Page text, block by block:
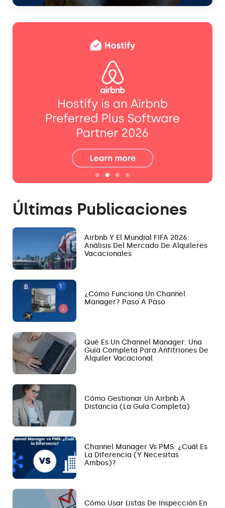
Últimas Publicaciones
Airbnb Y El Mundial FIFA 2026:
Análisis Del Mercado De Alquileres
Vacacionales
¿Cómo Funciona Un Channel
Manager? Paso A Paso
Qué Es Un Channel Manager: Una
Guía Completa Para Anfitriones De
Alquiler Vacacional
Cómo Gestionar Un Airbnb A
Distancia (la Guía Completa)
Channel Manager Vs PMS: ¿Cuál Es
La Diferencia (y Necesitas
Ambos)?
Cómo Usar Listas De Inspección En